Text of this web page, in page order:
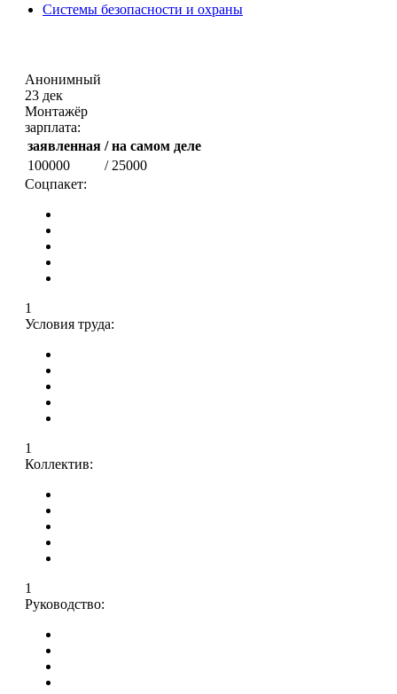
Системы безопасности и охраны
Анонимный
23 дек
Монтажёр
зарплата:
заявленная / на самом деле
100000
/ 25000
Соцпакет:
1
Условия труда:
1
Коллектив:
1
Руководство: